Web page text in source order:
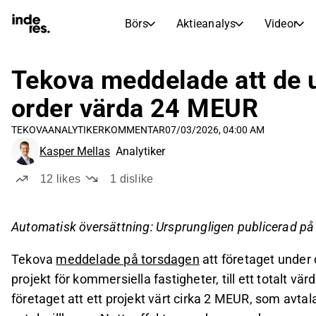
Börs Aktieanalys Videor
Börs
Morgonrapport
Utdelningskalender
Aktieanalys
Artiklar
inderesTV
Transkriptioner
Aktiejämförelse
Earnings Season
Tekova meddelade att de
order värda 24 MEUR
TEKOVAANALYTIKERKOMMENTAR07/03/2026, 04:00 AM
Kasper Mellas Analytiker
12 likes 1 dislike
Automatisk översättning: Ursprungligen publicerad
Tekova meddelade på torsdagen att företaget under
projekt för kommersiella fastigheter, till ett totalt
företaget att ett projekt värt cirka 2 MEUR, som